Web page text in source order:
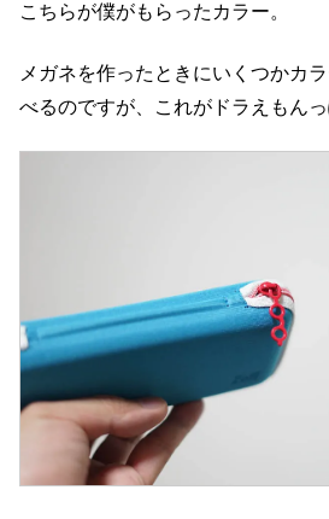
こちらが僕がもらったカラー。
メガネを作ったときにいくつかカ
べるのですが、これがドラえもんっ